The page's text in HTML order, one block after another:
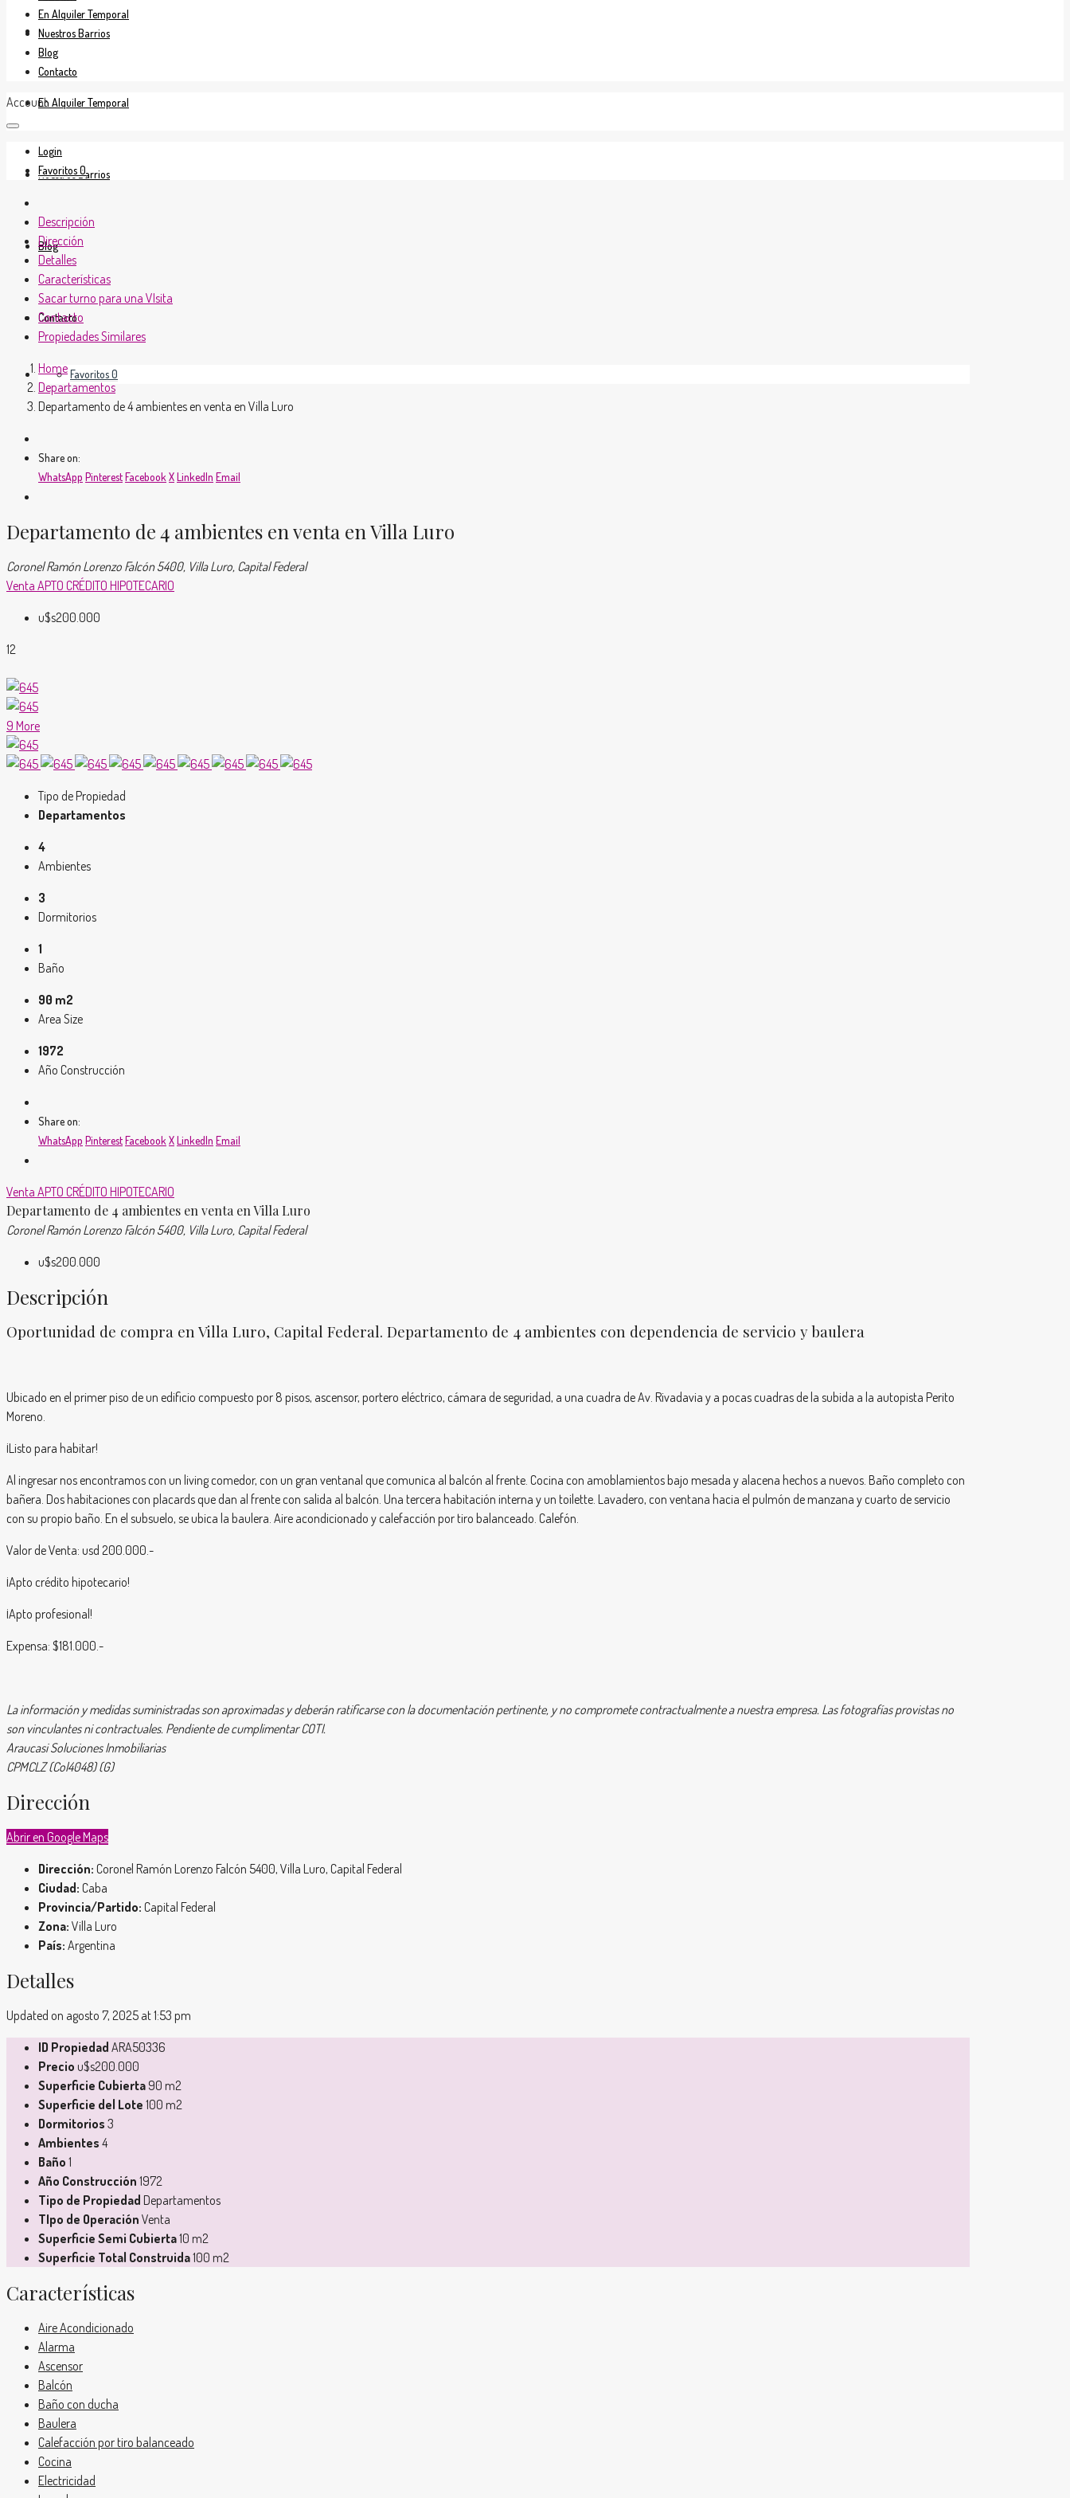
En Venta
En Alquiler Temporal
Nuestros Barrios
Blog
Contacto
Favoritos0
En Alquiler Temporal
Nuestros Barrios
Blog
Contacto
Account
Login
Favoritos0
Descripción
Dirección
Detalles
Características
Sacar turno para una VIsita
Contacto
Propiedades Similares
Home
Departamentos
Departamento de 4 ambientes en venta en Villa Luro
Share on:
WhatsApp PinterestFacebook XLinkedIn Email
Departamento de 4 ambientes en venta en Villa Luro
Coronel Ramón Lorenzo Falcón 5400, Villa Luro, Capital Federal
Venta APTO CRÉDITO HIPOTECARIO
u$s200.000
12
9 More
Tipo de Propiedad
Departamentos
4
Ambientes
3
Dormitorios
1
Baño
90 m2
Area Size
1972
Año Construcción
Share on:
WhatsApp PinterestFacebook XLinkedIn Email
Venta APTO CRÉDITO HIPOTECARIO
Departamento de 4 ambientes en venta en Villa Luro
Coronel Ramón Lorenzo Falcón 5400, Villa Luro, Capital Federal
u$s200.000
Descripción
Oportunidad de compra en Villa Luro, Capital Federal. Departamento de 4 ambientes con dependencia de servicio y baulera
Ubicado en el primer piso de un edificio compuesto por 8 pisos, ascensor, portero eléctrico, cámara de seguridad, a una cuadra de Av. Rivadavia y a pocas cuadras de la subida a la autopista Perito
Moreno.
¡Listo para habitar!
Al ingresar nos encontramos con un living comedor, con un gran ventanal que comunica al balcón al frente. Cocina con amoblamientos bajo mesada y alacena hechos a nuevos. Baño completo con
bañera. Dos habitaciones con placards que dan al frente con salida al balcón. Una tercera habitación interna y un toilette. Lavadero, con ventana hacia el pulmón de manzana y cuarto de servicio
con su propio baño. En el subsuelo, se ubica la baulera. Aire acondicionado y calefacción por tiro balanceado. Calefón.
Valor de Venta: usd 200.000.-
¡Apto crédito hipotecario!
¡Apto profesional!
Expensa: $181.000.-
La información y medidas suministradas son aproximadas y deberán ratificarse con la documentación pertinente, y no compromete contractualmente a nuestra empresa. Las fotografías provistas no
son vinculantes ni contractuales. Pendiente de cumplimentar COTI.
Araucasi Soluciones Inmobiliarias
CPMCLZ (Col4048) (G)
Dirección
Abrir en Google Maps
Dirección: Coronel Ramón Lorenzo Falcón 5400, Villa Luro, Capital Federal
Ciudad: Caba
Provincia/Partido: Capital Federal
Zona: Villa Luro
País: Argentina
Detalles
Updated on agosto 7, 2025 at 1:53 pm
ID Propiedad ARA50336
Precio u$s200.000
Superficie Cubierta 90 m2
Superficie del Lote 100 m2
Dormitorios 3
Ambientes 4
Baño 1
Año Construcción 1972
Tipo de Propiedad Departamentos
TIpo de Operación Venta
Superficie Semi Cubierta10 m2
Superficie Total Construida100 m2
Características
Aire Acondicionado
Alarma
Ascensor
Balcón
Baño con ducha
Baulera
Calefacción por tiro balanceado
Cocina
Electricidad